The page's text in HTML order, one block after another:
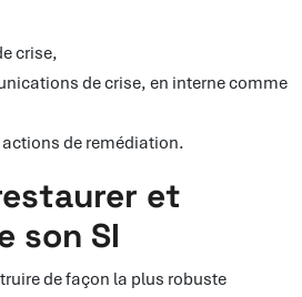
crise,
de crise, en interne comme
de remédiation.
et
son SI
de façon la plus robuste